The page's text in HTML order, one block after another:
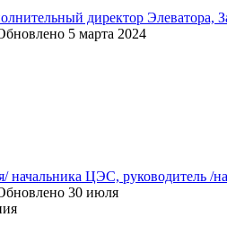
директор Элеватора,
5 марта 2024
начальника ЦЭС, руководитель /
30 июля